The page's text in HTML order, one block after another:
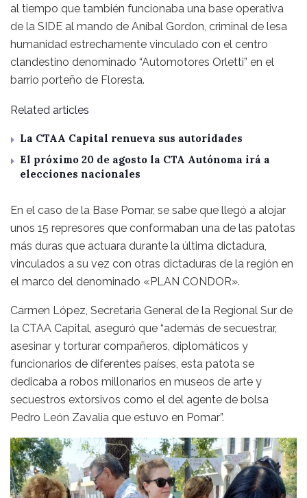
al tiempo que también funcionaba una base operativa
de la SIDE al mando de Aníbal Gordon, criminal de lesa
humanidad estrechamente vinculado con el centro
clandestino denominado “Automotores Orletti” en el
barrio porteño de Floresta.
Related articles
La CTAA Capital renueva sus autoridades
El próximo 20 de agosto la CTA Autónoma irá a
elecciones nacionales
En el caso de la Base Pomar, se sabe que llegó a alojar
unos 15 represores que conformaban una de las patotas
más duras que actuara durante la última dictadura,
vinculados a su vez con otras dictaduras de la región en
el marco del denominado «PLAN CONDOR».
Carmen López, Secretaria General de la Regional Sur de
la CTAA Capital, aseguró que “además de secuestrar,
asesinar y torturar compañeros, diplomáticos y
funcionarios de diferentes países, esta patota se
dedicaba a robos millonarios en museos de arte y
secuestros extorsivos como el del agente de bolsa
Pedro León Zavalia que estuvo en Pomar”.